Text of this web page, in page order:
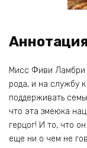
Мисс Фиви Ламбри
рода, и на службу
поддерживать
что эта змеюка
герцог! И то, что
еще ни о чем не